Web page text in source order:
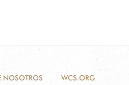
NOSOTROS WCS.ORG